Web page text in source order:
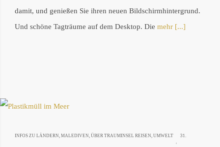
damit, und genießen Sie ihren neuen Bildschirmhintergrund.
Und schöne Tagträume auf dem Desktop. Die mehr [...]
INFOS ZU LÄNDERN MALEDIVEN ÜBER TRAUMINSEL REISEN UMWELT 31.